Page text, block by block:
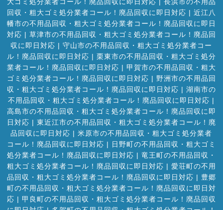
大ゴミ処分業者コール！廃品回収に即日対応 | 長浜市の不用品
回収・粗大ゴミ処分業者コール！廃品回収に即日対応 | 近江八
幡市の不用品回収・粗大ゴミ処分業者コール！廃品回収に即日
対応 | 草津市の不用品回収・粗大ゴミ処分業者コール！廃品回
収に即日対応 | 守山市の不用品回収・粗大ゴミ処分業者コー
ル！廃品回収に即日対応 | 栗東市の不用品回収・粗大ゴミ処分
業者コール！廃品回収に即日対応 | 甲賀市の不用品回収・粗大
ゴミ処分業者コール！廃品回収に即日対応 | 野洲市の不用品回
収・粗大ゴミ処分業者コール！廃品回収に即日対応 | 湖南市の
不用品回収・粗大ゴミ処分業者コール！廃品回収に即日対応 |
高島市の不用品回収・粗大ゴミ処分業者コール！廃品回収に即
日対応 | 東近江市の不用品回収・粗大ゴミ処分業者コール！廃
品回収に即日対応 | 米原市の不用品回収・粗大ゴミ処分業者
コール！廃品回収に即日対応 | 日野町の不用品回収・粗大ゴミ
処分業者コール！廃品回収に即日対応 | 竜王町の不用品回収・
粗大ゴミ処分業者コール！廃品回収に即日対応 | 愛荘町の不用
品回収・粗大ゴミ処分業者コール！廃品回収に即日対応 | 豊郷
町の不用品回収・粗大ゴミ処分業者コール！廃品回収に即日対
応 | 甲良町の不用品回収・粗大ゴミ処分業者コール！廃品回収